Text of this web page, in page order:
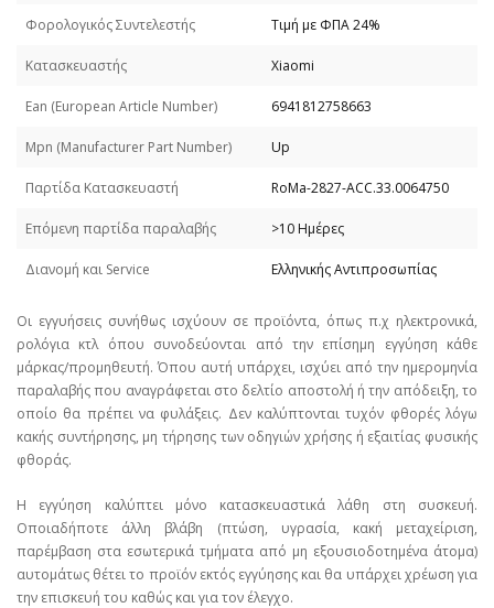
Φορολογικός Συντελεστής Τιμή με ΦΠΑ 24%
Κατασκευαστής Xiaomi
Εan (European Article Number) 6941812758663
Mpn (Manufacturer Part Number) Up
Παρτίδα Κατασκευαστή RoMa-2827-ACC.33.0064750
Επόμενη παρτίδα παραλαβής >10 Ημέρες
Διανομή και Service Ελληνικής Αντιπροσωπίας
Οι εγγυήσεις συνήθως ισχύουν σε προϊόντα, όπως π.χ ηλεκτρονικά,
ρολόγια κτλ όπου συνοδεύονται από την επίσημη εγγύηση κάθε
μάρκας/προμηθευτή. Όπου αυτή υπάρχει, ισχύει από την ημερομηνία
παραλαβής που αναγράφεται στο δελτίο αποστολή ή την απόδειξη, το
οποίο θα πρέπει να φυλάξεις. Δεν καλύπτονται τυχόν φθορές λόγω
κακής συντήρησης, μη τήρησης των οδηγιών χρήσης ή εξαιτίας φυσικής
φθοράς.
Η εγγύηση καλύπτει μόνο κατασκευαστικά λάθη στη συσκευή.
Οποιαδήποτε άλλη βλάβη (πτώση, υγρασία, κακή μεταχείριση,
παρέμβαση στα εσωτερικά τμήματα από μη εξουσιοδοτημένα άτομα)
αυτομάτως θέτει το προϊόν εκτός εγγύησης και θα υπάρχει χρέωση για
την επισκευή του καθώς και για τον έλεγχο.